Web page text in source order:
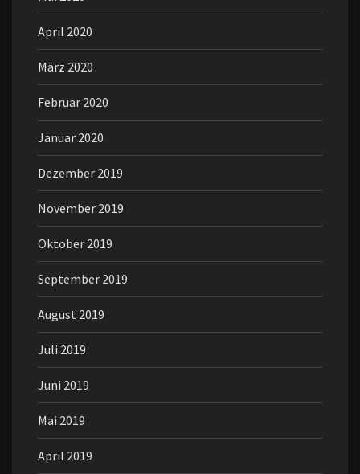
April 2020
März 2020
Februar 2020
Januar 2020
Dezember 2019
November 2019
Oktober 2019
September 2019
August 2019
Juli 2019
Juni 2019
Mai 2019
April 2019